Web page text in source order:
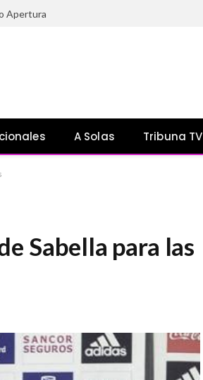
Apertura
A Solas Tribuna TV
Sabella para las